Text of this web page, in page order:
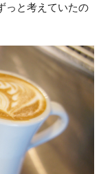
っと考えていたの